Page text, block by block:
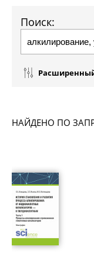
Поиск:
НАЙДЕНО ПО